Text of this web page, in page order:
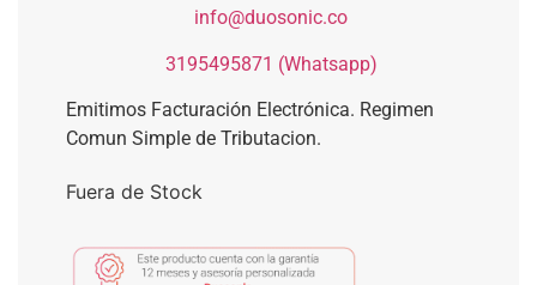
info@duosonic.co
3195495871 (Whatsapp)
Emitimos Facturación Electrónica. Regimen
Comun Simple de Tributacion.
Fuera de Stock